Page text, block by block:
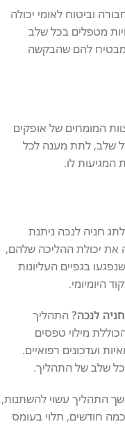
וביטוח לאומי יכולה
מטפלים בכל שלב
להם שהבקשה
המומחים של אופקים
שלב, לתת מענה לכל
לו.
חניה לנכה ניתנת
את יכולת ההליכה שלהם,
בגפיים העליונות
היומיומי.
התהליך
מילוי טפסים
ועדכונים רפואיים.
שלב של התהליך.
התהליך עשוי להשתנות,
חודשים, תלוי בעומס